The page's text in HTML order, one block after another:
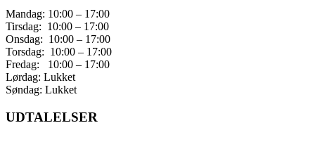
Mandag: 10:00 – 17:00
Tirsdag: 10:00 – 17:00
Onsdag: 10:00 – 17:00
Torsdag: 10:00 – 17:00
Fredag: 10:00 – 17:00
Lørdag: Lukket
Søndag: Lukket
UDTALELSER